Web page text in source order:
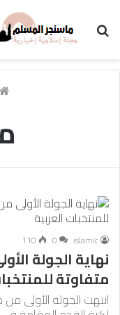
islamic
0
110
نهاية الجولة
متفاوتة
انتهت الجولة الأولى